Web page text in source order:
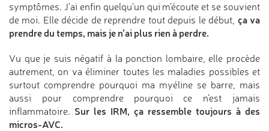
symptômes. J’ai enfin quelqu’un qui m’écoute et se souvient
de moi. Elle décide de reprendre tout depuis le début, ça va
prendre du temps, mais je n’ai plus rien à perdre.
Vu que je suis négatif à la ponction lombaire, elle procède
autrement, on va éliminer toutes les maladies possibles et
surtout comprendre pourquoi ma myéline se barre, mais
aussi pour comprendre pourquoi ce n’est jamais
inflammatoire. Sur les IRM, ça ressemble toujours à des
micros-AVC.